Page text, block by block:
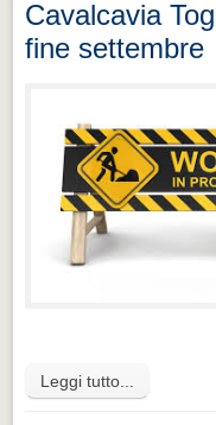
Cavalcavia
fine settembre
Leggi tutto...